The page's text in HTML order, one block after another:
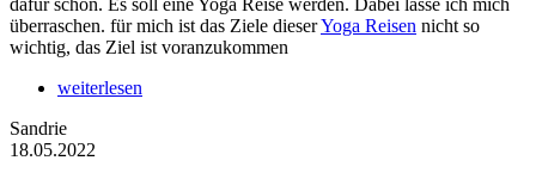
dafür schon. Es soll eine Yoga Reise werden. Dabei lasse ich mich
überraschen. für mich ist das Ziele dieserYoga Reisen nicht so
wichtig, das Ziel ist voranzukommen
weiterlesen
Sandrie
18.05.2022